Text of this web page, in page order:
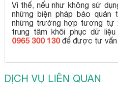
Vì thế, nếu như không sử
những biện pháp bảo quản
những trường hợp tương tự
trung tâm khôi phục dữ liệu
0965 300 130để được tư vấn
DỊCH VỤ LIÊN QUAN